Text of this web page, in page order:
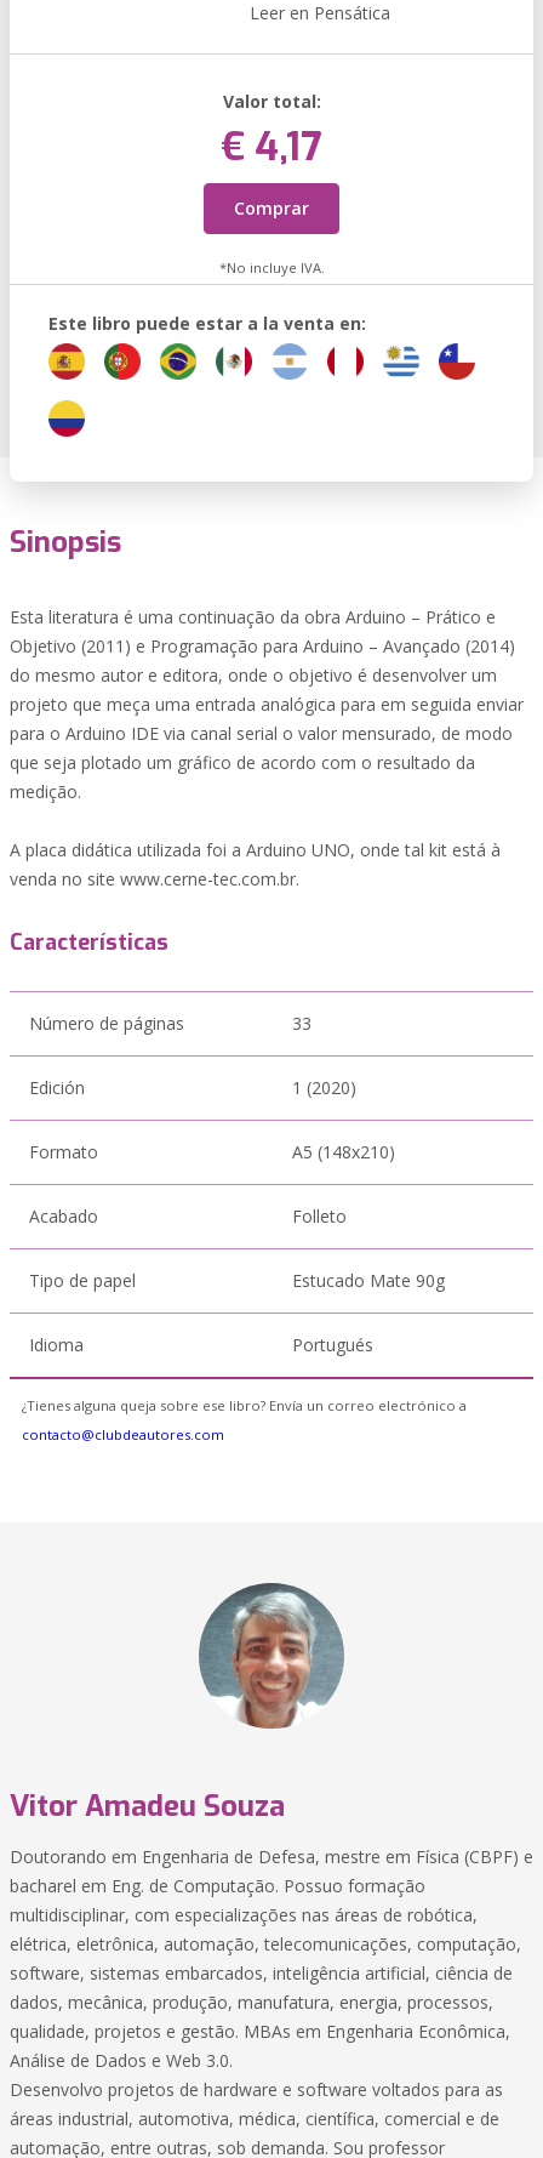
Leer en Pensática
Valor total:
€ 4,17
Comprar
*No incluye IVA.
Este libro puede estar a la venta en:
Sinopsis
Esta literatura é uma continuação da obra Arduino – Prático e
Objetivo (2011) e Programação para Arduino – Avançado (2014)
do mesmo autor e editora, onde o objetivo é desenvolver um
projeto que meça uma entrada analógica para em seguida enviar
para o Arduino IDE via canal serial o valor mensurado, de modo
que seja plotado um gráfico de acordo com o resultado da
medição.
A placa didática utilizada foi a Arduino UNO, onde tal kit está à
venda no site www.cerne-tec.com.br.
Características
Número de páginas 33
Edición 1 (2020)
Formato A5 (148x210)
Acabado Folleto
Tipo de papel Estucado Mate 90g
Idioma Portugués
¿Tienes alguna queja sobre ese libro? Envía un correo electrónico a
contacto@clubdeautores.com
Vitor Amadeu Souza
Doutorando em Engenharia de Defesa, mestre em Física (CBPF) e
bacharel em Eng. de Computação. Possuo formação
multidisciplinar, com especializações nas áreas de robótica,
elétrica, eletrônica, automação, telecomunicações, computação,
software, sistemas embarcados, inteligência artificial, ciência de
dados, mecânica, produção, manufatura, energia, processos,
qualidade, projetos e gestão. MBAs em Engenharia Econômica,
Análise de Dados e Web 3.0.
Desenvolvo projetos de hardware e software voltados para as
áreas industrial, automotiva, médica, científica, comercial e de
automação, entre outras, sob demanda. Sou professor